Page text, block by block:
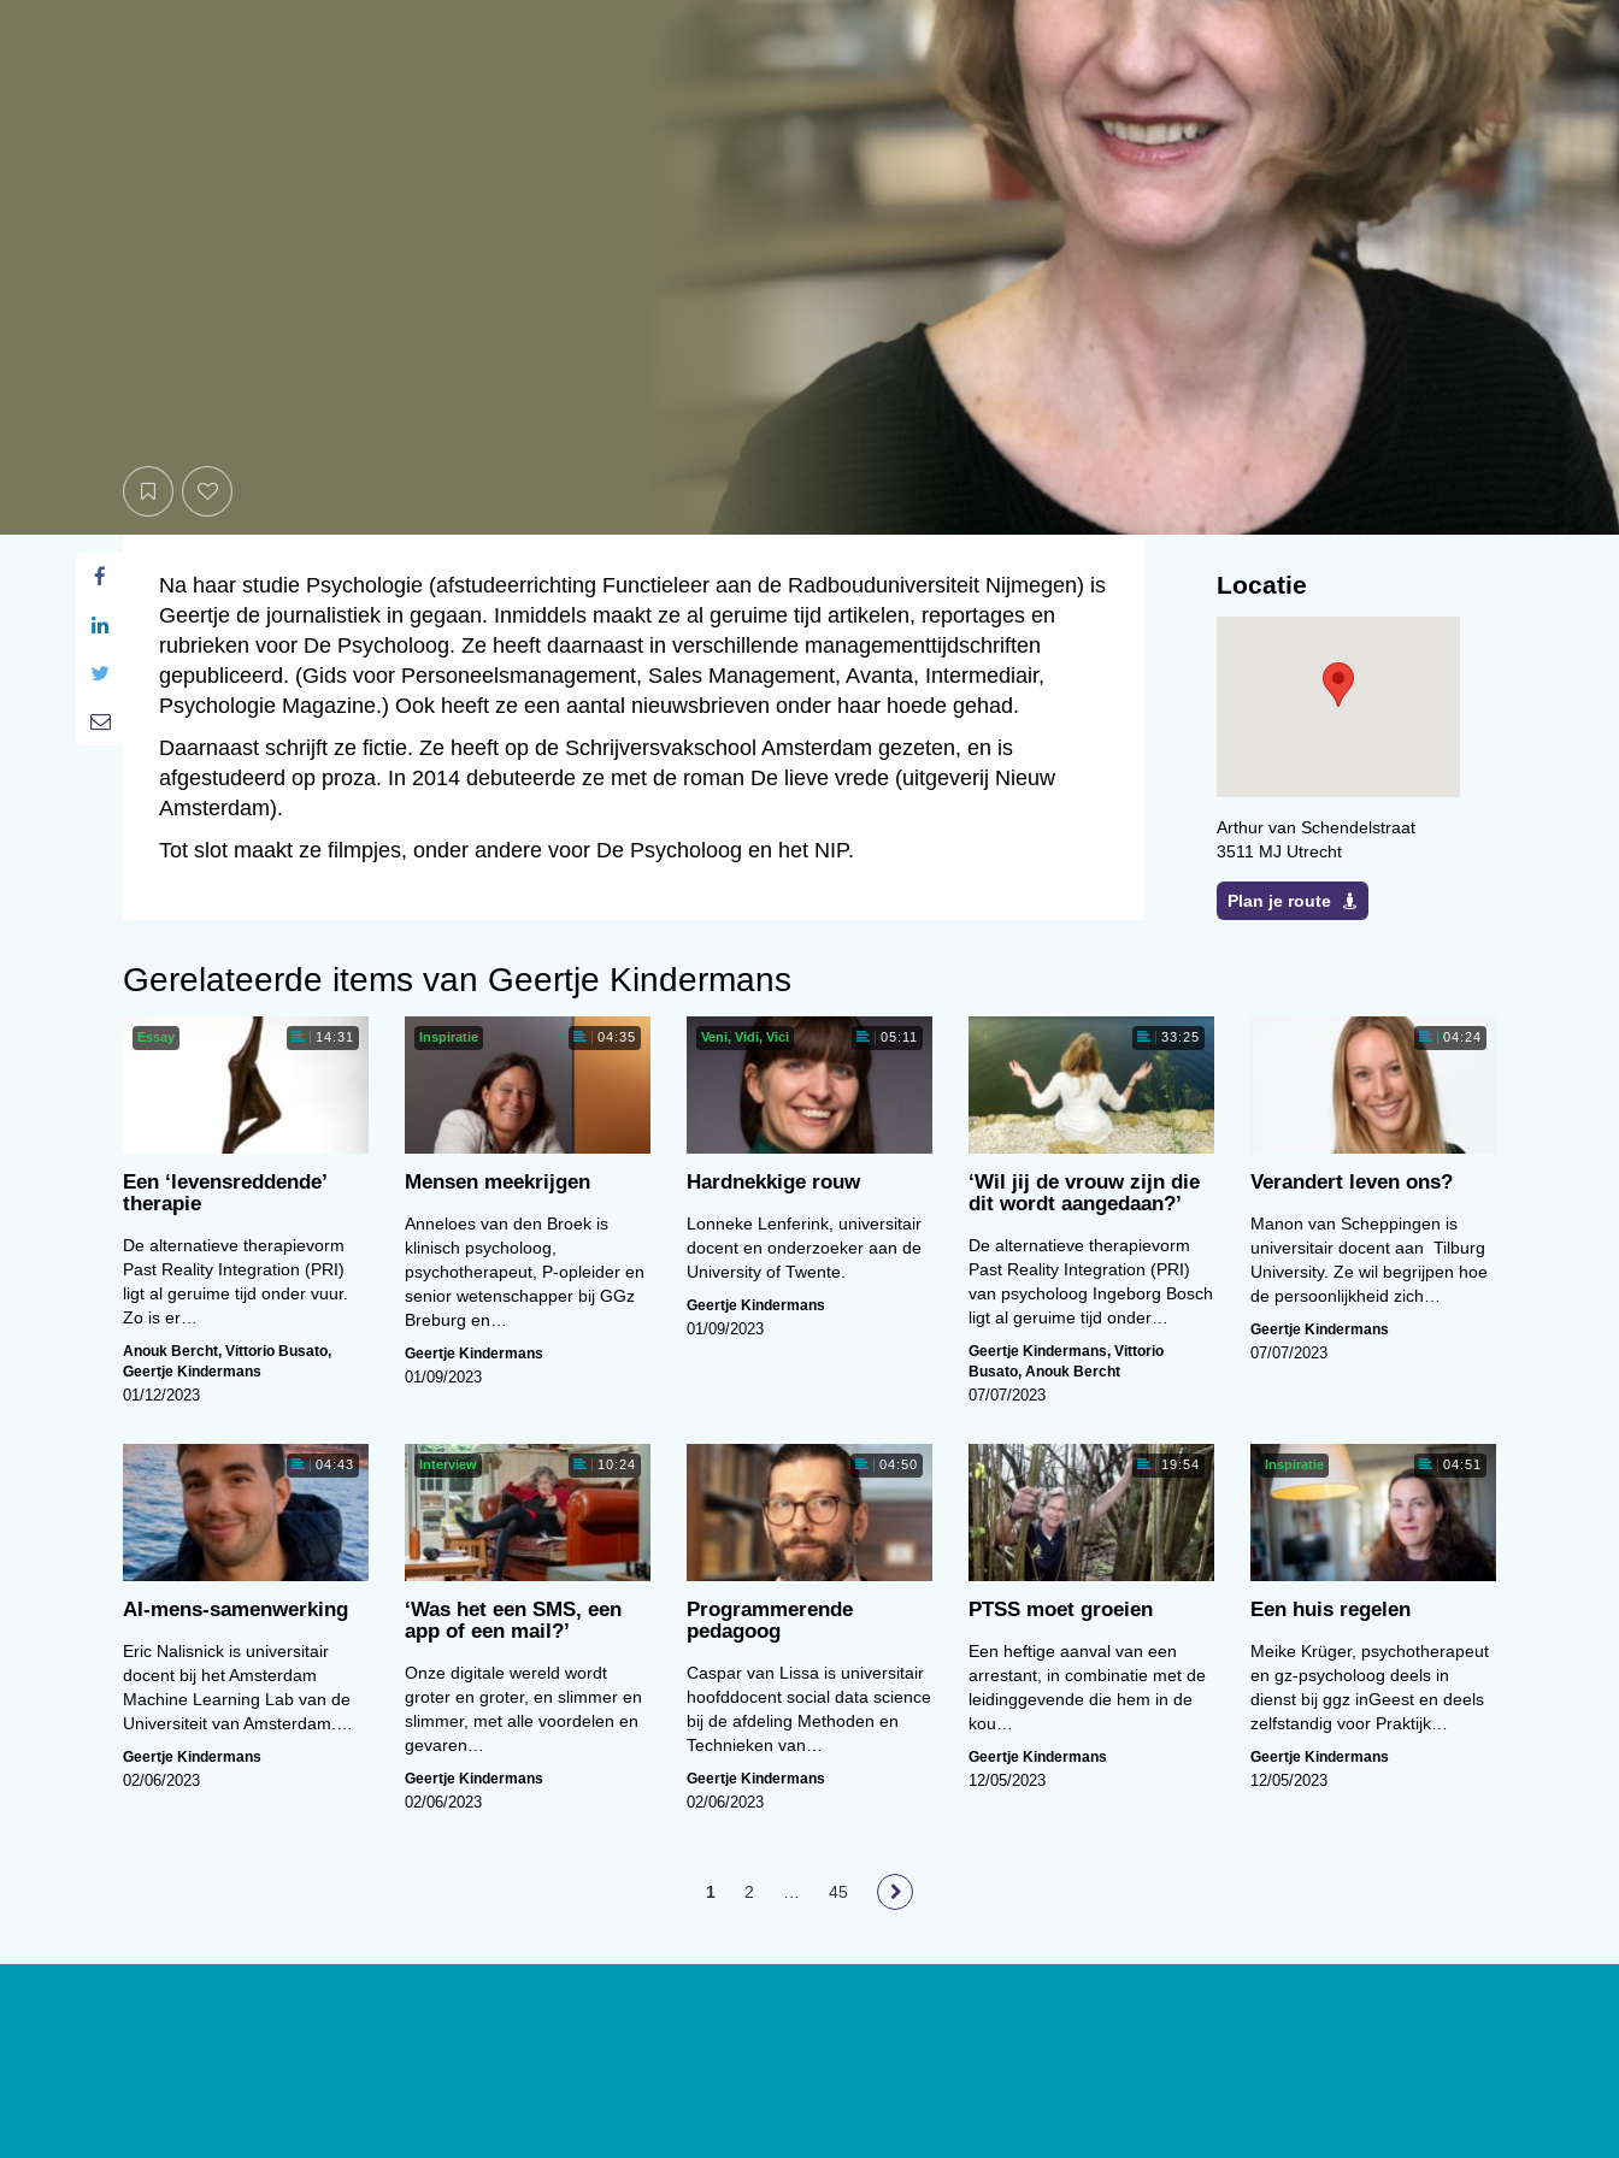
Na haar studie Psychologie (afstudeerrichting Functieleer aan de Radbouduniversiteit Nijmegen) is
Geertje de journalistiek in gegaan. Inmiddels maakt ze al geruime tijd artikelen, reportages en
rubrieken voor De Psycholoog. Ze heeft daarnaast in verschillende managementtijdschriften
gepubliceerd. (Gids voor Personeelsmanagement, Sales Management, Avanta, Intermediair,
Psychologie Magazine.) Ook heeft ze een aantal nieuwsbrieven onder haar hoede gehad.
Daarnaast schrijft ze fictie. Ze heeft op de Schrijversvakschool Amsterdam gezeten, en is
afgestudeerd op proza. In 2014 debuteerde ze met de roman De lieve vrede (uitgeverij Nieuw
Amsterdam).
Tot slot maakt ze filmpjes, onder andere voor De Psycholoog en het NIP.
Locatie
Arthur van Schendelstraat
3511 MJ Utrecht
Plan je route
Gerelateerde items van Geertje Kindermans
Essay 14:31
Een ‘levens­reddende’
therapie
De alternatieve therapievorm
Past Reality Integration (PRI)
ligt al geruime tijd onder vuur.
Zo is er…
Anouk Bercht, Vittorio Busato,
Geertje Kindermans
01/12/2023
Inspiratie 04:35
Mensen meekrijgen
Anneloes van den Broek is
klinisch psycholoog,
psychotherapeut, P-opleider en
senior wetenschapper bij GGz
Breburg en…
Geertje Kindermans
01/09/2023
Veni, Vidi, Vici 05:11
Hardnekkige rouw
Lonneke Lenferink, universitair
docent en onderzoeker aan de
University of Twente.
Geertje Kindermans
01/09/2023
33:25
‘Wil jij de vrouw zijn die
dit wordt aangedaan?’
De alternatieve therapievorm
Past Reality Integration (PRI)
van psycholoog Ingeborg Bosch
ligt al geruime tijd onder…
Geertje Kindermans, Vittorio
Busato, Anouk Bercht
07/07/2023
04:24
Verandert leven ons?
Manon van Scheppingen is
universitair docent aan Tilburg
University. Ze wil begrijpen hoe
de persoonlijkheid zich…
Geertje Kindermans
07/07/2023
04:43
AI-mens-samenwerking
Eric Nalisnick is universitair
docent bij het Amsterdam
Machine Learning Lab van de
Universiteit van Amsterdam.…
Geertje Kindermans
02/06/2023
Interview 10:24
‘Was het een SMS, een
app of een mail?’
Onze digitale wereld wordt
groter en groter, en slimmer en
slimmer, met alle voordelen en
gevaren…
Geertje Kindermans
02/06/2023
04:50
Programmerende
pedagoog
Caspar van Lissa is universitair
hoofddocent social data science
bij de afdeling Methoden en
Technieken van…
Geertje Kindermans
02/06/2023
19:54
PTSS moet groeien
Een heftige aanval van een
arrestant, in combinatie met de
leidinggevende die hem in de
kou…
Geertje Kindermans
12/05/2023
Inspiratie 04:51
Een huis regelen
Meike Krüger, psychotherapeut
en gz-psycholoog deels in
dienst bij ggz inGeest en deels
zelfstandig voor Praktijk…
Geertje Kindermans
12/05/2023
1 2 … 45